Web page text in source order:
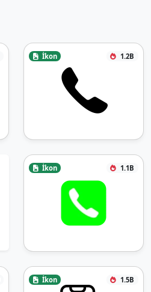
İkon 1.2B
İkon 1.1B
İkon 1.5B